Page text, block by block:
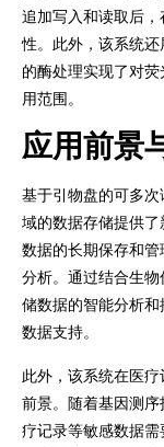
追加写入和读取后
性。此外，该系统
的酶处理实现了对
用范围。
应用前景
基于引物盘的可多
域的数据存储提供
数据的长期保存和
分析。通过结合生
储数据的智能分析
数据支持。
此外，该系统在医
前景。随着基因测
疗记录等敏感数据